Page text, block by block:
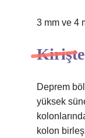
3 mm ve 4
Deprem
yüksek
kolon